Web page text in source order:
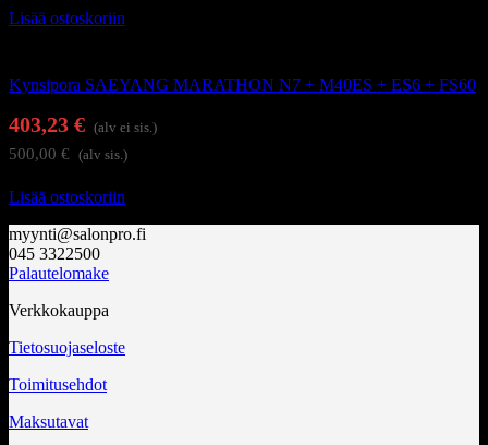
Lisää ostoskoriin
Kynsipora SAEYANG MARATHON N7 + M40ES + ES6 + FS60
403,23 € (alv ei sis.)
500,00 € (alv sis.)
Lisää ostoskoriin
myynti@salonpro.fi
045 3322500
Palautelomake
Verkkokauppa
Tietosuojaseloste
Toimitusehdot
Maksutavat